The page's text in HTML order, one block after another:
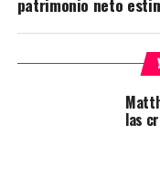
patrimonio neto
las